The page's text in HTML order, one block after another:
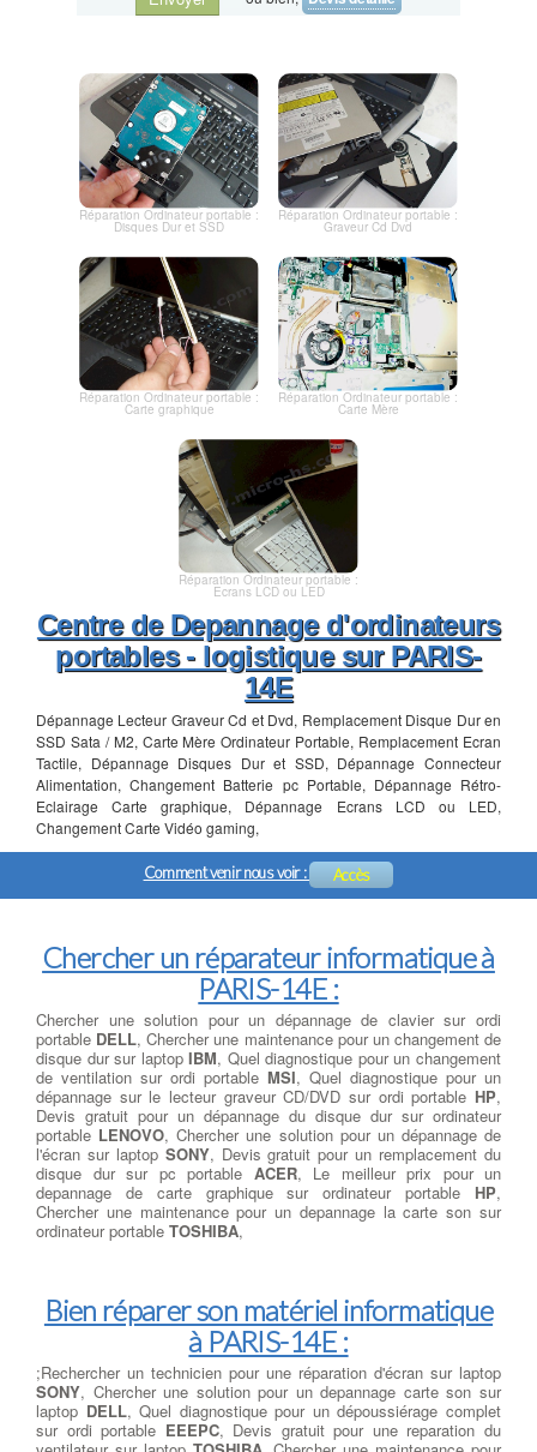
Réparation Ordinateur portable :
Disques Dur et SSD
Réparation Ordinateur portable :
Graveur Cd Dvd
Réparation Ordinateur portable :
Carte graphique
Réparation Ordinateur portable :
Carte Mère
Réparation Ordinateur portable :
Ecrans LCD ou LED
Centre de Depannage d'ordinateurs
portables - logistique sur PARIS-
14E
Dépannage Lecteur Graveur Cd et Dvd, Remplacement Disque Dur en
SSD Sata / M2, Carte Mère Ordinateur Portable, Remplacement Ecran
Tactile, Dépannage Disques Dur et SSD, Dépannage Connecteur
Alimentation, Changement Batterie pc Portable, Dépannage Rétro-
Eclairage Carte graphique, Dépannage Ecrans LCD ou LED,
Changement Carte Vidéo gaming,
Comment venir nous voir : Accès
Chercher un réparateur informatique à
PARIS-14E :
Chercher une solution pour un dépannage de clavier sur ordi
portable DELL, Chercher une maintenance pour un changement de
disque dur sur laptopIBM, Quel diagnostique pour un changement
de ventilation sur ordi portable MSI, Quel diagnostique pour un
dépannage sur le lecteur graveur CD/DVD sur ordi portable HP,
Devis gratuit pour un dépannage du disque dur sur ordinateur
portable LENOVO, Chercher une solution pour un dépannage de
l'écran sur laptop SONY, Devis gratuit pour un remplacement du
disque dur sur pc portable ACER, Le meilleur prix pour un
depannage de carte graphique sur ordinateur portable HP,
Chercher une maintenance pour un depannage la carte son sur
ordinateur portable TOSHIBA,
Bien réparer son matériel informatique
à PARIS-14E :
;Rechercher un technicien pour une réparation d'écran sur laptop
SONY, Chercher une solution pour un depannage carte son sur
laptop DELL, Quel diagnostique pour un dépoussiérage complet
sur ordi portable EEEPC, Devis gratuit pour une reparation du